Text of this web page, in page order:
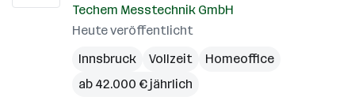
Techem Messtechnik GmbH
Heute veröffentlicht
Innsbruck
Vollzeit
Homeoffice
ab 42.000 € jährlich